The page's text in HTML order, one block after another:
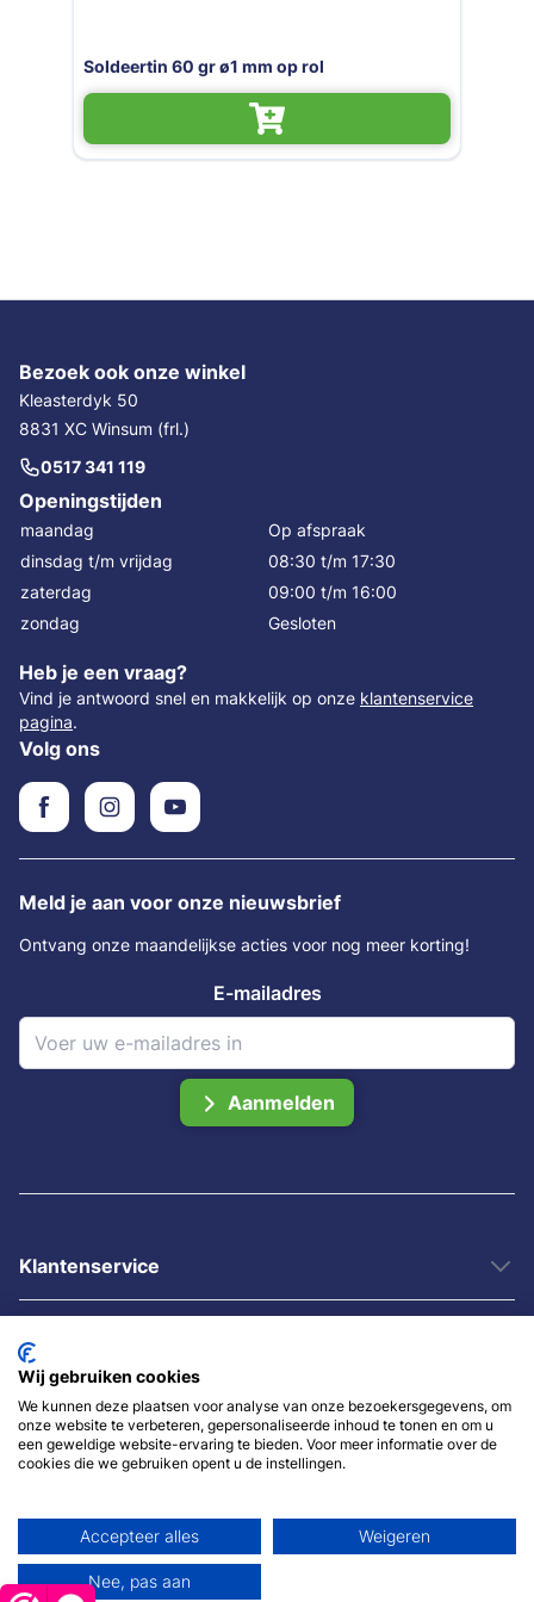
Soldeertin 60 gr ø1 mm op rol
Bezoek ook onze winkel
Kleasterdyk 50
8831 XC Winsum (frl.)
0517 341 119
Openingstijden
maandag
Op afspraak
dinsdag t/m vrijdag
08:30 t/m 17:30
zaterdag
09:00 t/m 16:00
zondag
Gesloten
Heb je een vraag?
Vind je antwoord snel en makkelijk op onze klantenservice
pagina.
Volg ons
Meld je aan voor onze nieuwsbrief
Ontvang onze maandelijkse acties voor nog meer korting!
E-mailadres
Aanmelden
Klantenservice
Categorieën
Wij gebruiken cookies
We kunnen deze plaatsen voor analyse van onze bezoekersgegevens, om
onze website te verbeteren, gepersonaliseerde inhoud te tonen en om u
een geweldige website-ervaring te bieden. Voor meer informatie over de
cookies die we gebruiken opent u de instellingen.
Accepteer alles Weigeren
Nee, pas aan